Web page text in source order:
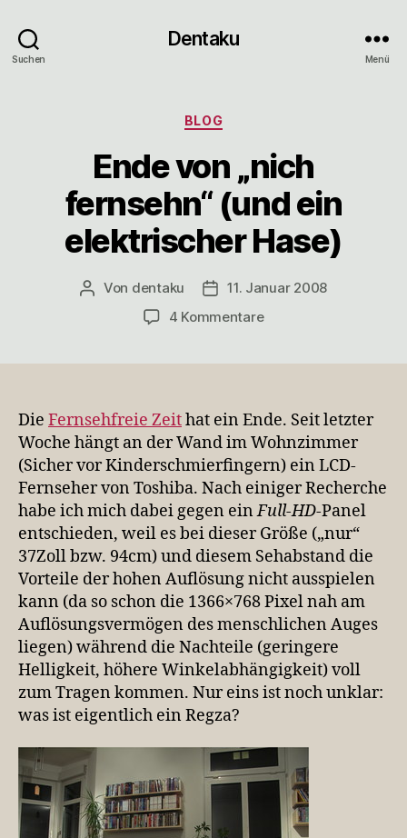
Suchen
Dentaku
Menü
Kategorien
BLOG
Ende von „nich
fernsehn“ (und ein
elektrischer Hase)
Beitragsautor
Von dentaku Veröffentlichungsdatum
11. Januar 2008
4 Kommentarezu
(und
ein
elektrischer
Hase)
Die Fernsehfreie Zeithat ein Ende. Seit letzter
Woche hängt an der Wand im Wohnzimmer
(Sicher vor Kinderschmierfingern) ein LCD-
Fernseher von Toshiba. Nach einiger Recherche
habe ich mich dabei gegen einFull-HD-Panel
entschieden, weil es bei dieser Größe („nur“
37Zoll bzw. 94cm) und diesem Sehabstand die
Vorteile der hohen Auflösung nicht ausspielen
kann (da so schon die 1366×768 Pixel nah am
Auflösungsvermögen des menschlichen Auges
liegen) während die Nachteile (geringere
Helligkeit, höhere Winkelabhängigkeit) voll
zum Tragen kommen. Nur eins ist noch unklar:
was ist eigentlich ein Regza?